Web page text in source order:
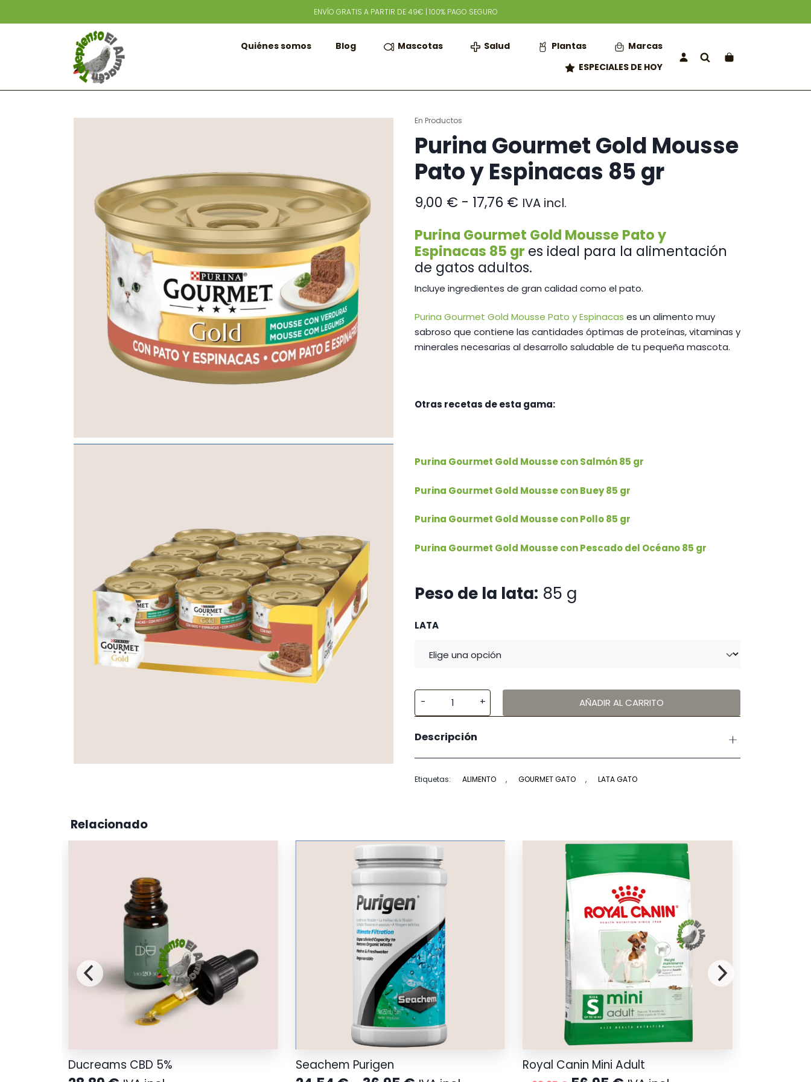
ENVÍO GRATIS A PARTIR DE 49€ | 100% PAGO SEGURO
Quiénes somos Blog Mascotas Salud Plantas
Marcas
ESPECIALES DE HOY
En Productos
Purina Gourmet Gold Mousse
Pato y Espinacas 85 gr
9,00 € - 17,76 € Rango
precios:
desde
9,00 €
hasta
17,76 €
IVA incl.
Purina Gourmet Gold Mousse Pato y
Espinacas 85 gr es ideal para la alimentación
de gatos adultos.
Incluye ingredientes de gran calidad como el pato.
Purina Gourmet Gold Mousse Pato y Espinacas es un alimento muy
sabroso que contiene las cantidades óptimas de proteínas, vitaminas y
minerales necesarias al desarrollo saludable de tu pequeña mascota.
Otras recetas de esta gama:
Purina Gourmet Gold Mousse con Salmón 85 gr
Purina Gourmet Gold Mousse con Buey 85 gr
Purina Gourmet Gold Mousse con Pollo 85 gr
Purina Gourmet Gold Mousse con Pescado del Océano 85 gr
Peso de la lata: 85 g
LATA
Gold
y
cantidad
AÑADIR AL CARRITO
Descripción
Etiquetas: ALIMENTO , GOURMET GATO , LATA GATO
Relacionado
Ducreams CBD 5% Seachem Purigen Royal Canin Mini Adult